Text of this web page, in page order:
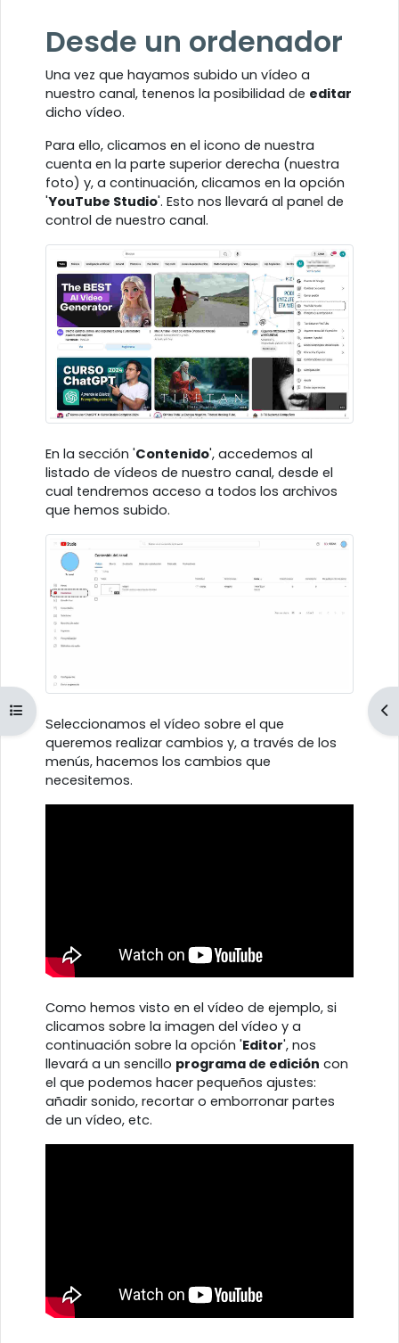
Abrir índice del curso
Desde un ordenador
Una vez que hayamos subido un vídeo a
nuestro canal, tenenos la posibilidad de editar
dicho vídeo.
Para ello, clicamos en el icono de nuestra
cuenta en la parte superior derecha (nuestra
foto) y, a continuación, clicamos en la opción
'YouTube Studio'. Esto nos llevará al panel de
control de nuestro canal.
En la sección 'Contenido', accedemos al
listado de vídeos de nuestro canal, desde el
cual tendremos acceso a todos los archivos
que hemos subido.
Seleccionamos el vídeo sobre el que
queremos realizar cambios y, a través de los
menús, hacemos los cambios que
necesitemos.
Como hemos visto en el vídeo de ejemplo, si
clicamos sobre la imagen del vídeo y a
continuación sobre la opción 'Editor', nos
llevará a un sencillo programa de edición con
el que podemos hacer pequeños ajustes:
añadir sonido, recortar o emborronar partes
de un vídeo, etc.